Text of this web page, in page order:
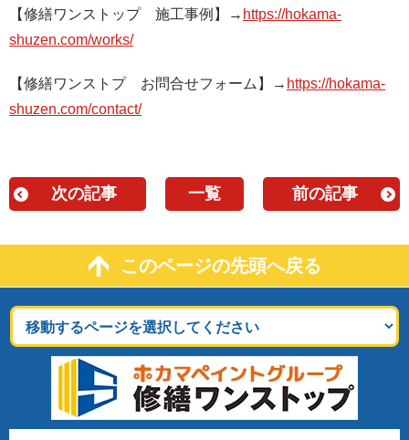
【修繕ワンストップ 施工事例】→ https://hokama-
shuzen.com/works/
【修繕ワンストプ お問合せフォーム】→ https://hokama-
shuzen.com/contact/
次の記事 一覧 前の記事
このページの先頭へ戻る